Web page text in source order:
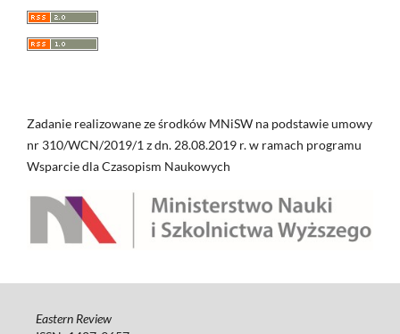
Zadanie realizowane ze środków MNiSW na podstawie umowy
nr 310/WCN/2019/1 z dn. 28.08.2019 r. w ramach programu
Wsparcie dla Czasopism Naukowych
Eastern Review